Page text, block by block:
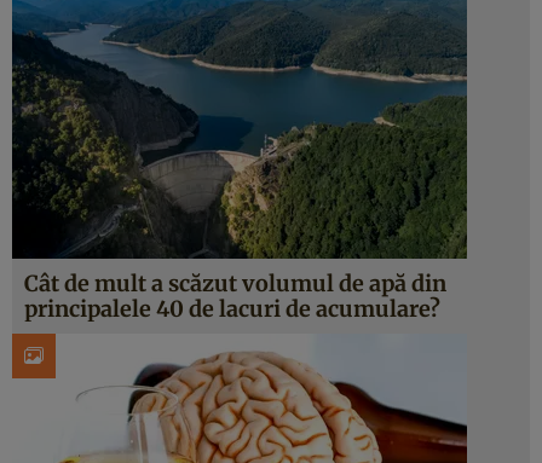
Cât de mult a scăzut volumul de apă din
principalele 40 de lacuri de acumulare?